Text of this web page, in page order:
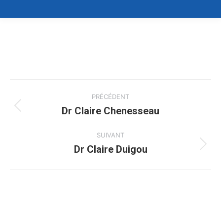
Navigation
de
commentaire
PRÉCÉDENT
Onglet
Dr Claire Chenesseau
SUIVANT
Projets
Dr Claire Duigou